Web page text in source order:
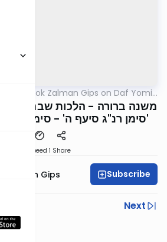
Yitzchok Zalman Gips on Daf Yomi
סימן רנ"ג סיעף ה' - סימן רנ"ד סיעף א' ב' ג' ד' הו'
Speed 1 Share
Zalman Gips Subscribe
Next